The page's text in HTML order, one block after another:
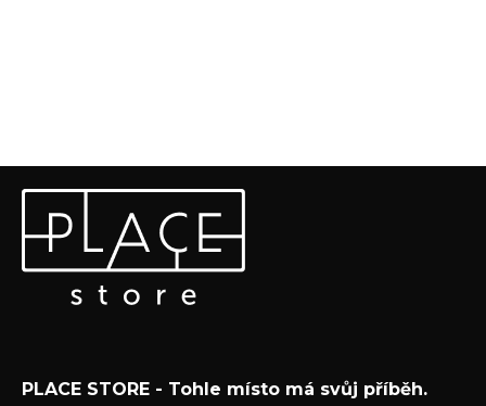
Odebírat newsletter
Vložte svůj e-mail a my vám budeme zasílat informace o
nových produktech na našem e-shopu.
ochrany osobních údajů
PLACE STORE - Tohle místo má svůj příběh.